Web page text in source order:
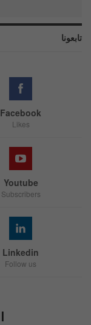
تابعونا
Facebook
Likes
Youtube
Subscribers
Linkedin
Follow us